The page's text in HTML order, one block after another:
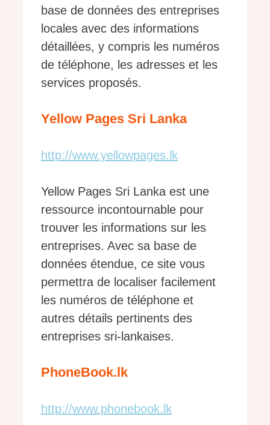
base de données des entreprises
locales avec des informations
détaillées, y compris les numéros
de téléphone, les adresses et les
services proposés.
Yellow Pages Sri Lanka
http://www.yellowpages.lk
Yellow Pages Sri Lanka est une
ressource incontournable pour
trouver les informations sur les
entreprises. Avec sa base de
données étendue, ce site vous
permettra de localiser facilement
les numéros de téléphone et
autres détails pertinents des
entreprises sri-lankaises.
PhoneBook.lk
http://www.phonebook.lk